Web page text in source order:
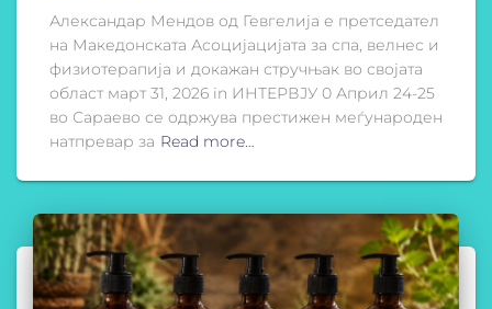
Александар Мендов од Гевгелија е претседател
на Македонската Асоцијацијата за спа, велнес и
физиотерапија и докажан стручњак во својата
област март 31, 2026 in ИНТЕРВЈУ 0 Април 24-25
во Сараево се одржува престижен меѓународен
натпревар за Read more…